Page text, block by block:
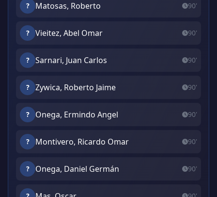
? Matosas, Roberto 90'
? Vieitez, Abel Omar 90'
? Sarnari, Juan Carlos 90'
? Zywica, Roberto Jaime 90'
? Onega, Ermindo Angel 90'
? Montivero, Ricardo Omar 90'
? Onega, Daniel Germán 90'